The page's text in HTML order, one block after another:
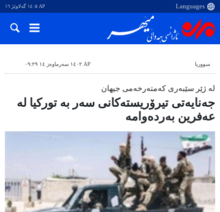
AP ١٤٠٥ گەلاوێژ ١٦
سووریا AP ١٤٠٢ سەرماوەز ١٤ ٠٩:٢٩
لە ژێر سێبەری کەمتەرخەمی جیهان
جەنایەتی تیرۆریستەکانی سەر بە تورکیا لە
عەفرین بەردەوامە